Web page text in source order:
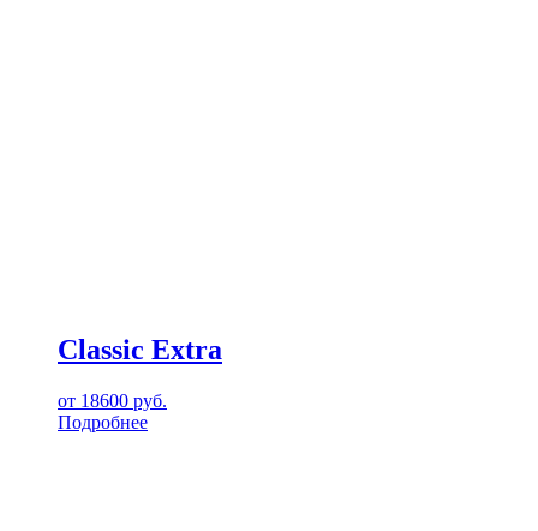
Classic Extra
от 18600 руб.
Подробнее